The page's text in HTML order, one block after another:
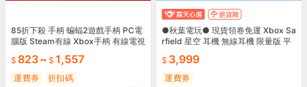
85折下殺 手柄 蝙蝠2遊戲手柄 PC電
腦版 Steam有線 Xbox手柄 有線電視
823~ 1,557
運費券
折扣碼
●秋葉電玩● 現貨領卷免運 Xbox Sa
rfield 星空 耳機 無線耳機 限量版 平
3,999
運費券